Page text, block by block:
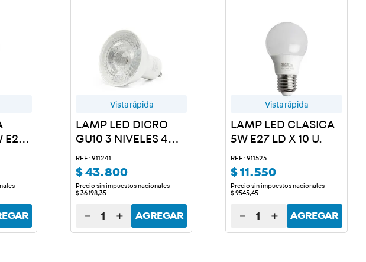
E27
Vista rápida
LAMP LED DICRO
GU10 3 NIVELES 4W
LD X 10 U.
REF: 911241
$43.800
Precio sin impuestos nacionales
$36.198,35
＋
－ AGREGAR
Vista rápida
LAMP LED CLASICA
5W E27 LD X 10 U.
REF: 911525
$11.550
Precio sin impuestos nacionales
$ 9545,45
＋
－ AGREGAR